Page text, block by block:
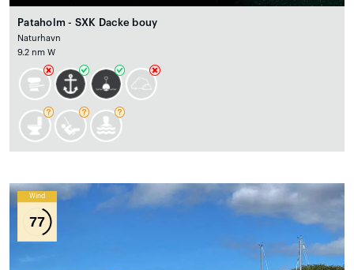
Pataholm - SXK Dacke bouy
Naturhavn
9.2 nm W
Wind
77